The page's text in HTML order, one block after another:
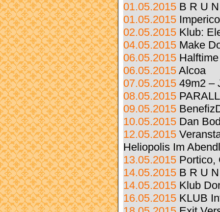
01.05.2015 B R U
01.05.2015
02.05.2015 Klub:
04.05.2015 Make
06.05.2015
06.05.2015 Alcoa
07.05.2015 49m2 –
08.05.2015
09.05.2015
10.05.2015 Dan
12.05.2015
Heliopolis Im
13.05.2015 Portico,
14.05.2015 B R U
14.05.2015 Klub
16.05.2015 KLUB